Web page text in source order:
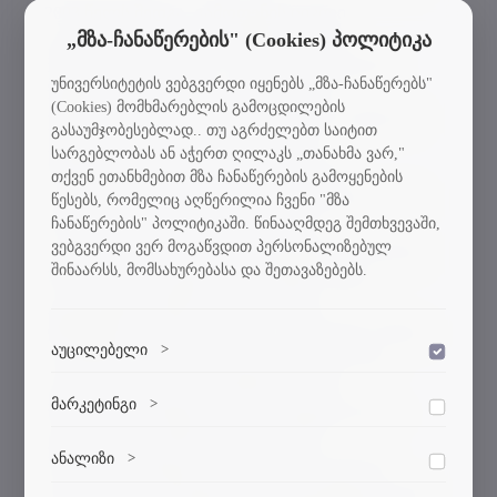
გაგრძელდა ევროპის მასშტაბით. მან
შემდეგ კი გადავიდა კერამიკასა და
ქანდაკებაში. ანტონიო ბუონფილიო მუშაობს
სხვადასხვა მასალაში, მათ შორის
მარმარილოში, ქვასა და სხვადასხვა
ლითონში. არის ერთ-ერთი საუკეთესო თავის
პროფესიაში, ამდენად, დიზაინის
საერთაშორისო სკოლის სტუდენტების წინაშე
მისი საჯარო ლექციით წარდგენა, ჩვენი
აღვნიშნო, რომ დიზაინის საერთაშორისო
მსოფლიოს წამყვან უნივერსიტეტებთან და
მაღალრეიტინგულ პროფესიონალებთან.
„მზა-ჩანაწერების" (Cookies) პოლიტიკა
უნივერსიტეტის ვებგვერდი იყენებს „მზა-ჩანაწერებს"
(Cookies) მომხმარებლის გამოცდილების
გასაუმჯობესებლად.. თუ აგრძელებთ საიტით
სარგებლობას ან აჭერთ ღილაკს „თანახმა ვარ,"
თქვენ ეთანხმებით მზა ჩანაწერების გამოყენების
წესებს, რომელიც აღწერილია ჩვენი "მზა
ჩანაწერების" პოლიტიკაში. წინააღმდეგ შემთხვევაში,
ვებგვერდი ვერ მოგაწვდით პერსონალიზებულ
შინაარსს, მომსახურებასა და შეთავაზებებს.
აუცილებელი >
დაშვება
ვებსაიტის გამართული ფუნქციონირებისთვის
აუცილებელი ქუქი-ფაილები.
მარკეტინგი >
დაშვება
მარკეტინგული ქუქი-ფაილები გვეხმარება
პერსონალიზებული კონტენტისა და რეკლამების
ანალიზი >
დაშვება